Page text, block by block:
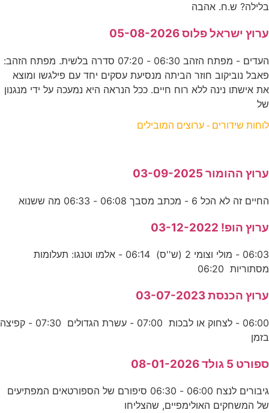
בלילה? ש.ח. אהבה
ערוץ ישראל פלוס 05-08-2026
העדים - מפתח הזהב 06:30 - 07:20 סדרה בלשית. מפתח הזהב:
פאבל נוביקוב חוזר הביתה מנסיעת עסקים יחד עם פילגשו ומוצא
את אישתו נינה ללא רוח חיים. ככל הנראה היא נמעכה על ידי מנגנון
של
לוחות שידורים - ערוצים המובילים
ערוץ ההומור 03-09-2025
החיים זה לא הכל 6 - מכתב מסבך 06:08 - 06:33 מה ששנוא
ערוץ הופ! 03-12-2022
06:03 - מולי וצומי 2 (ש''ס) 06:14 - אלמו וטנגו: תעלומות
מסתוריות 06:20
ערוץ הכנסת 03-07-2023
06:00 - לצחוק או לבכות 07:00 - עשרת הגדולים 07:30 - קפיצה
בזמן
ספורט 5 גולד 08-01-2026
גיבורים לנצח 06:00 - 06:30 סיפורם של הספורטאים המפתיעים
של המשחקים האולימפיים, שהצליחו